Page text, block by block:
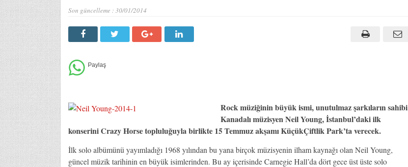
Son güncelleme :30/01/2014
Rock müziğinin büyük ismi, unutulmaz şarkıların sahibi
Kanadalı müzisyen Neil Young, İstanbul’daki ilk
konserini Crazy Horse topluluğuyla birlikte 15 Temmuz akşamı KüçükÇiftlik Park’ta verecek.
İlk solo albümünü yayımladığı 1968 yılından bu yana birçok müzisyenin ilham kaynağı olan Neil Young,
güncel müzik tarihinin en büyük isimlerinden. Bu ay içerisinde Carnegie Hall’da dört gece üst üste solo